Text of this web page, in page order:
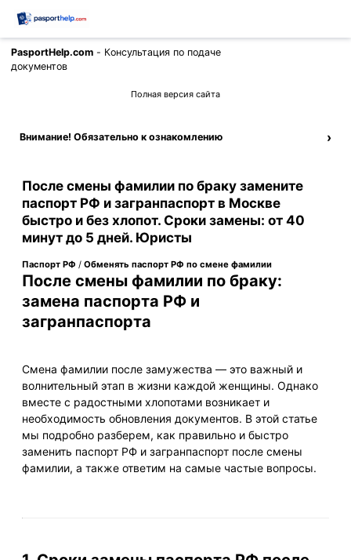
PasportHelp.com - Консультация по подаче
документов
Полная версия сайта
Внимание! Обязательно к ознакомлению ›
После смены фамилии по браку замените
паспорт РФ и загранпаспорт в Москве
быстро и без хлопот. Сроки замены: от 40
минут до 5 дней. Юристы
Паспорт РФ / Обменять паспорт РФ по смене фамилии
После смены фамилии по браку:
замена паспорта РФ и
загранпаспорта
Смена фамилии после замужества — это важный и
волнительный этап в жизни каждой женщины. Однако
вместе с радостными хлопотами возникает и
необходимость обновления документов. В этой статье
мы подробно разберем, как правильно и быстро
заменить паспорт РФ и загранпаспорт после смены
фамилии, а также ответим на самые частые вопросы.